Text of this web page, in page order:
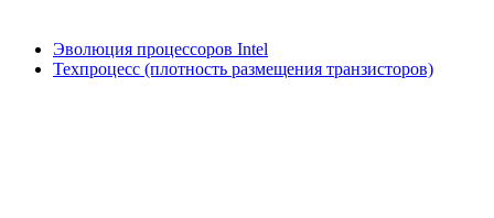
Эволюция процессоров Intel
Техпроцесс (плотность размещения транзисторов)